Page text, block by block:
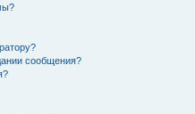
сообщения?